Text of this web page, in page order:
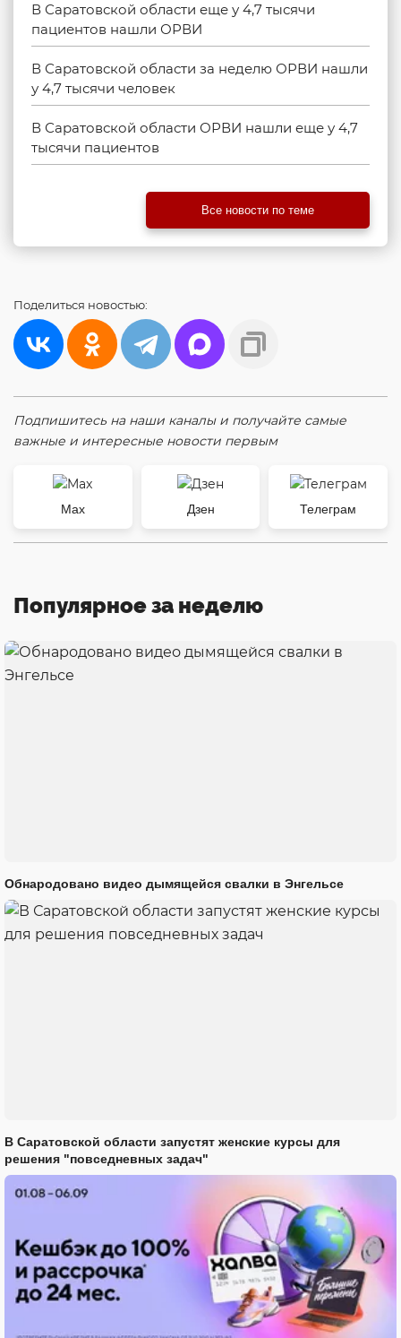
В Саратовской области еще у 4,7 тысячи
пациентов нашли ОРВИ
В Саратовской области за неделю ОРВИ нашли
у 4,7 тысячи человек
В Саратовской области ОРВИ нашли еще у 4,7
тысячи пациентов
Все новости по теме
Поделиться новостью:
Подпишитесь на наши каналы и получайте самые
важные и интересные новости первым
Max Дзен Телеграм
Популярное за неделю
Обнародовано видео дымящейся свалки в Энгельсе
В Саратовской области запустят женские курсы для
решения "повседневных задач"